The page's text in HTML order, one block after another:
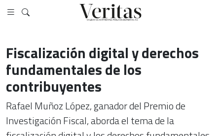
Fiscalización digital y derechos
fundamentales de los
contribuyentes
Rafael Muñoz López, ganador del Premio de
Investigación Fiscal, aborda el tema de la